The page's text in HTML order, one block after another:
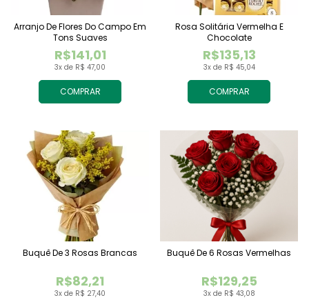
COMPRAR
3x de R$ 47,00
R$141,01
Arranjo De Flores Do Campo Em
Tons Suaves
COMPRAR
3x de R$ 45,04
R$135,13
Rosa Solitária Vermelha E
Chocolate
3x de R$ 27,40
R$82,21
Buquê De 3 Rosas Brancas
3x de R$ 43,08
R$129,25
Buquê De 6 Rosas Vermelhas